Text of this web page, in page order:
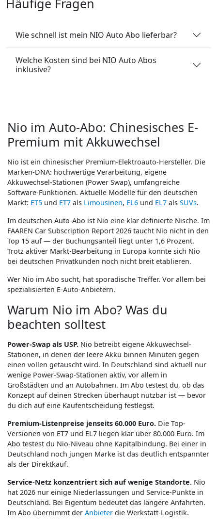
Häufige Fragen
Wie schnell ist mein NIO Auto Abo lieferbar?
Welche Kosten sind bei NIO Auto Abos
inklusive?
Nio im Auto-Abo: Chinesisches E-
Premium mit Akkuwechsel
Nio ist ein chinesischer Premium-Elektroauto-Hersteller. Die
Marken-DNA: hochwertige Verarbeitung, eigene
Akkuwechsel-Stationen (Power Swap), umfangreiche
Software-Funktionen. Aktuelle Modelle für den deutschen
Markt: ET5 und ET7 als Limousinen, EL6 und EL7 als SUVs.
Im deutschen Auto-Abo ist Nio eine klar definierte Nische. Im
FAAREN Car Subscription Report 2026 taucht Nio nicht in den
Top 15 auf — der Buchungsanteil liegt unter 1,6 Prozent.
Trotz aktiver Markt-Bearbeitung in Europa konnte sich Nio
bei deutschen Privatkunden noch nicht breit etablieren.
Wer Nio im Abo sucht, hat sporadische Treffer. Vor allem bei
spezialisierten E-Auto-Anbietern.
Warum Nio im Abo? Was du
beachten solltest
Power-Swap als USP. Nio betreibt eigene Akkuwechsel-
Stationen, in denen der leere Akku binnen Minuten gegen
einen vollen getauscht wird. In Deutschland sind aktuell nur
wenige Power-Swap-Stationen aktiv, vor allem in
Großstädten und an Autobahnen. Im Abo testest du, ob das
Konzept auf deinen Strecken überhaupt nutzbar ist — bevor
du dich auf eine Kaufentscheidung festlegst.
Premium-Listenpreise jenseits 60.000 Euro. Die Top-
Versionen von ET7 und EL7 liegen klar über 80.000 Euro. Im
Abo testest du Nio-Niveau ohne Kapitalbindung. Bei einer in
Deutschland noch jungen Marke ist das deutlich entspannter
als der Direktkauf.
Service-Netz konzentriert sich auf wenige Standorte. Nio
hat 2026 nur einige Niederlassungen und Service-Punkte in
Deutschland. Bei Eigentum bedeutet das längere Anfahrten.
Im Abo übernimmt der Anbieter die Werkstatt-Logistik.